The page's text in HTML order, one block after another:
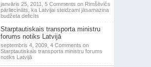
janvāris 25, 2011, 5 Comments on Rimšēvičs
pārliecināts, ka Latvijai steidzami jāsamazina
budžeta deficīts
Starptautiskais transporta ministru
forums notiks Latvijā
septembris 4, 2009, 4 Comments on
Starptautiskais transporta ministru forums
notiks Latvijā